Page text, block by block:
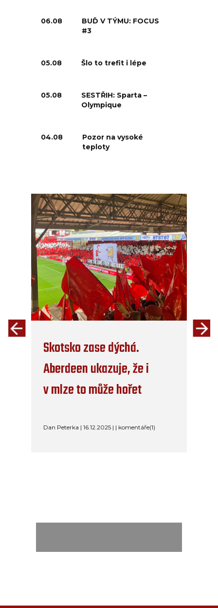
06.08
BUĎ V TÝMU: FOCUS
#3
05.08 Šlo to trefit i lépe
05.08
SESTŘIH: Sparta –
Olympique
04.08
Pozor na vysoké
teploty
Skotsko zase dýchá.
Aberdeen ukazuje, že i
v mlze to může hořet
Dan Peterka | 16.12.2025 | | komentáře(1)